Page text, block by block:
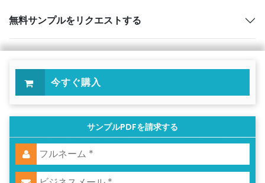
無料サンプルをリクエストする
今すぐ購入
サンプルPDFを請求する